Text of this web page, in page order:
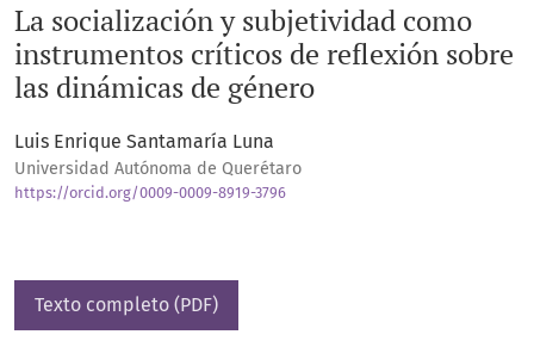
La socialización y subjetividad como
instrumentos críticos de reflexión sobre
las dinámicas de género
Luis Enrique Santamaría Luna
Universidad Autónoma de Querétaro
https://orcid.org/0009-0009-8919-3796
Texto completo (PDF)